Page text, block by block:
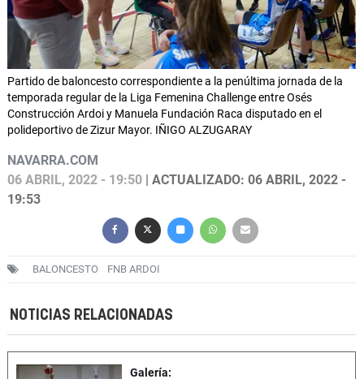
Partido de baloncesto correspondiente a la penúltima jornada de la
temporada regular de la Liga Femenina Challenge entre Osés
Construcción Ardoi y Manuela Fundación Raca disputado en el
polideportivo de Zizur Mayor. IÑIGO ALZUGARAY
NAVARRA.COM
06 ABRIL, 2022 - 19:50 | ACTUALIZADO: 06 ABRIL, 2022 -
19:53
BALONCESTO FNB ARDOI
NOTICIAS RELACIONADAS
Galería: